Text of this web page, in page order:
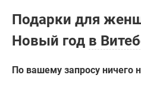
Подарки для
Новый год в
По вашему запросу ничего